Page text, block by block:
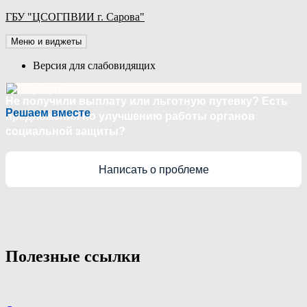
Перейти
содержимому
ГБУ "ЦСОГПВИИ г. Сарова"
Меню и виджеты
Версия для слабовидящих
Решаем вместе
предложения по улучшению работы органов
Написать о проблеме
Полезные ссылки